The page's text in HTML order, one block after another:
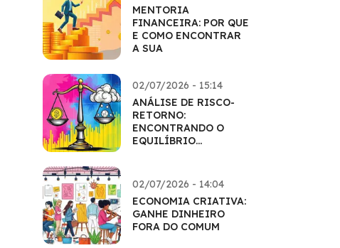
MENTORIA
FINANCEIRA: POR QUE
E COMO ENCONTRAR
A SUA
02/07/2026 - 15:14
ANÁLISE DE RISCO-
RETORNO:
ENCONTRANDO O
EQUILÍBRIO
02/07/2026 - 14:04
ECONOMIA CRIATIVA:
GANHE DINHEIRO
FORA DO COMUM